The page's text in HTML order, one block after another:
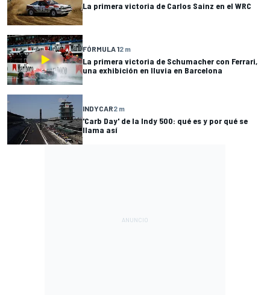
La primera victoria de Carlos Sainz en el WRC
FÓRMULA 12 m
La primera victoria de Schumacher con Ferrari,
una exhibición en lluvia en Barcelona
INDYCAR2 m
'Carb Day' de la Indy 500: qué es y por qué se
llama así